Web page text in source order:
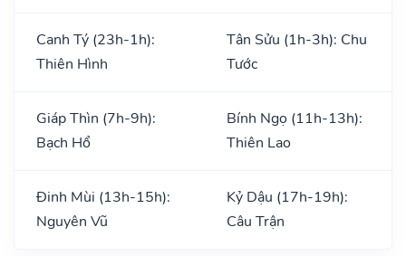
Canh Tý (23h-1h):
Thiên Hình
Tân Sửu (1h-3h): Chu
Tước
Giáp Thìn (7h-9h):
Bạch Hổ
Bính Ngọ (11h-13h):
Thiên Lao
Đinh Mùi (13h-15h):
Nguyên Vũ
Kỷ Dậu (17h-19h):
Câu Trận